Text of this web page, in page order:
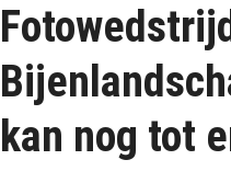
Fotowedstrijd
kan nog tot